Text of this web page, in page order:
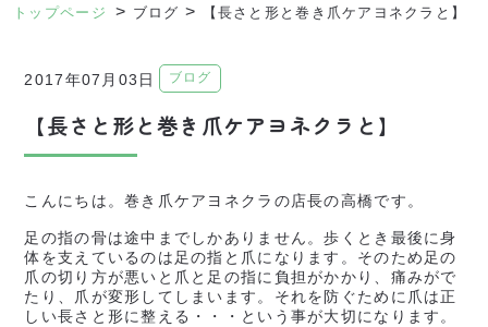
トップページ > ブログ > 【長さと形と巻き爪ケアヨネクラと】
2017年07月03日 ブログ
【長さと形と巻き爪ケアヨネクラと】
こんにちは。巻き爪ケアヨネクラの店長の高橋です。
足の指の骨は途中までしかありません。歩くとき最後に身
体を支えているのは足の指と爪になります。そのため足の
爪の切り方が悪いと爪と足の指に負担がかかり、痛みがで
たり、爪が変形してしまいます。それを防ぐために爪は正
しい長さと形に整える・・・という事が大切になります。